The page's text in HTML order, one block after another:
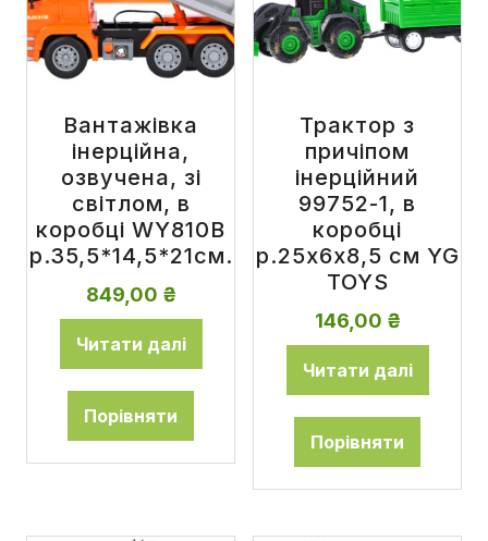
Вантажівка
інерційна,
озвучена, зі
світлом, в
коробці WY810B
р.35,5*14,5*21см.
849,00 ₴
Читати далі
Порівняти
Трактор з
причіпом
інерційний
99752-1, в
коробці
р.25х6х8,5 см YG
TOYS
146,00 ₴
Читати далі
Порівняти